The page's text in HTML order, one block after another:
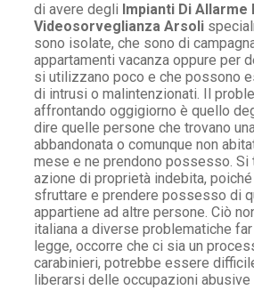
di avere degli Impianti Di Allarme
Videosorveglianza Arsoli
sono isolate, che sono di
appartamenti vacanza oppure per
si utilizzano poco e che possono
di intrusi o malintenzionati. Il
affrontando oggigiorno è quello
dire quelle persone che trovano
abbandonata o comunque non
mese e ne prendono possesso. Si
azione di proprietà indebita,
sfruttare e prendere possesso di
appartiene ad altre persone. Ciò
italiana a diverse problematiche
legge, occorre che ci sia un
carabinieri, potrebbe essere
liberarsi delle occupazioni